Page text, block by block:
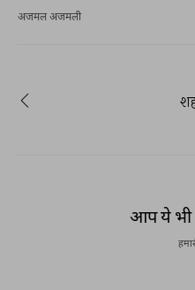
अजमल अजमली
आप ये भी